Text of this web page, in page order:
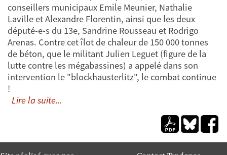
conseillers municipaux Emile Meunier, Nathalie
Laville et Alexandre Florentin, ainsi que les deux
député-e-s du 13e, Sandrine Rousseau et Rodrigo
Arenas. Contre cet îlot de chaleur de 150 000 tonnes
de béton, que le militant Julien Leguet (figure de la
lutte contre les mégabassines) a appelé dans son
intervention le "blockhausterlitz", le combat continue
!
Lire la suite...